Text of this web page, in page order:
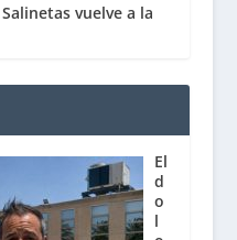
vuelve a la
El
d
o
l